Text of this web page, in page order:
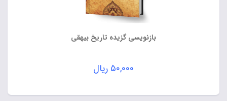
بازنویسی گزیده تاریخ بیهقی
۵۰,۰۰۰ ریال